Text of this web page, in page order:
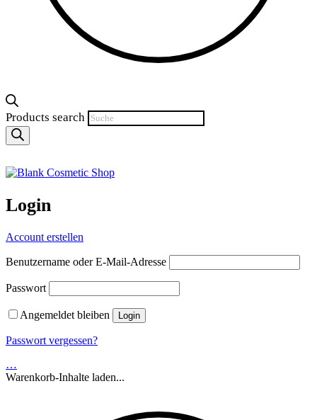
Products search
Login
Account erstellen
Benutzername oder E-Mail-Adresse
Passwort
Angemeldet bleiben
Passwort vergessen?
…
Warenkorb-Inhalte laden...